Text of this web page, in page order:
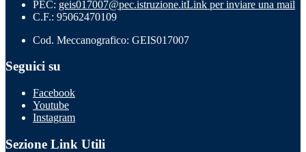
PEC: geis017007@pec.istruzione.itLink per inviare una mail
C.F.: 95062470109
Cod. Meccanografico: GEIS017007
Seguici su
Facebook
Youtube
Instagram
Sezione Link Utili